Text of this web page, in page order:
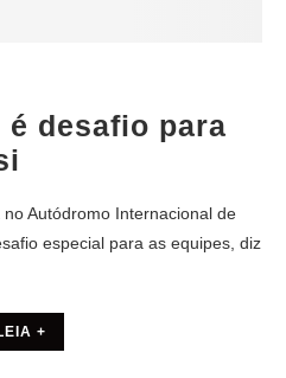
desafio para
Autódromo Internacional de
especial para as equipes, diz
+